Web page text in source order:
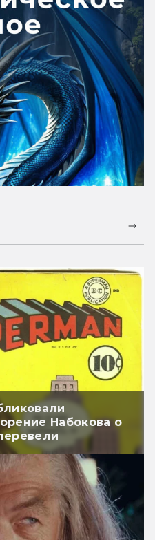
Набокова о